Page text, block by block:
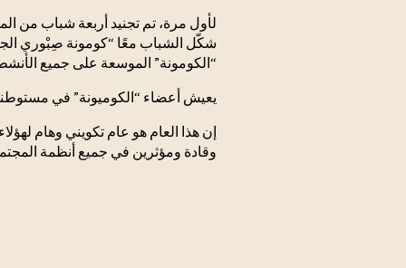
لأول مرة، تم تجنيد أربعة شباب من
شكّل الشباب معًا “كومونة صِبْوري
“الكومونة” الموسعة على جميع
يعيش أعضاء “الكوميونة” في
إن هذا العام هو عام تكويني وهام
وقادة ومؤثرين في جميع أنظمة